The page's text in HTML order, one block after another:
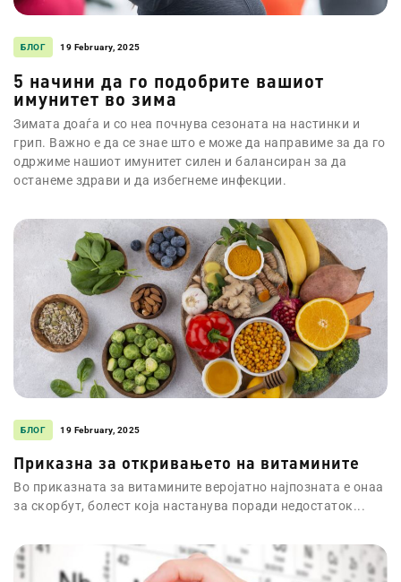
БЛОГ 19 February, 2025
5 начини да го подобрите вашиот
имунитет во зима
Зимата доаѓа и со неа почнува сезоната на настинки и
грип. Важно е да се знае што е може да направиме за да го
одржиме нашиот имунитет силен и балансиран за да
останеме здрави и да избегнеме инфекции.
БЛОГ 19 February, 2025
Приказна за откривањето на витамините
Во приказната за витамините веројатно најпозната е онаа
за скорбут, болест која настанува поради недостаток...